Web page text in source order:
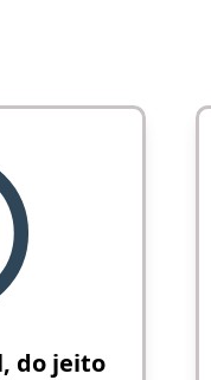
do jeito